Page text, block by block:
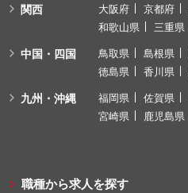
関西 大阪府 京都府
和歌山県
三重県
中国・四国 鳥取県 島根県
徳島県
香川県
九州・沖縄 福岡県 佐賀県
宮崎県
鹿児島県
職種から求人を探す